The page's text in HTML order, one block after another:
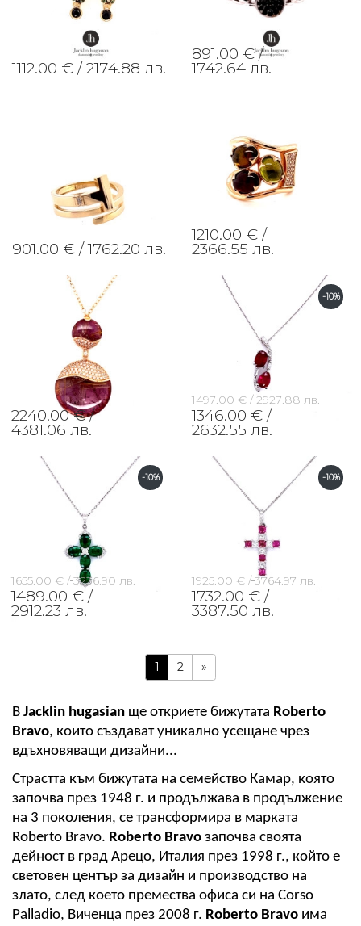
1112.00 € / 2174.88 лв.
891.00 € /
1742.64 лв.
901.00 € / 1762.20 лв.
1210.00 € /
2366.55 лв.
2240.00 € /
4381.06 лв.
-10%
1497.00 € / 2927.88 лв.
1346.00 € /
2632.55 лв.
-10%
1655.00 € / 3236.90 лв.
1489.00 € /
2912.23 лв.
-10%
1925.00 € / 3764.97 лв.
1732.00 € /
3387.50 лв.
1 2 »
В Jacklin hugasian ще откриете бижутата Roberto
Bravo, които създават уникално усещане чрез
вдъхновяващи дизайни...
Страстта към бижутата на семейство Камар, която
започва през 1948 г. и продължава в продължение
на 3 поколения, се трансформира в марката
Roberto Bravo. Roberto Bravo започва своята
дейност в град Арецо, Италия през 1998 г., който е
световен център за дизайн и производство на
злато, след което премества офиса си на Corso
Palladio, Виченца през 2008 г. Roberto Bravo има